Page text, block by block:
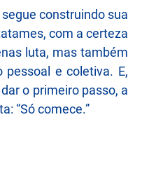
construindo sua
com a certeza
luta, mas também
e coletiva. E,
o primeiro passo, a
“Só comece.”